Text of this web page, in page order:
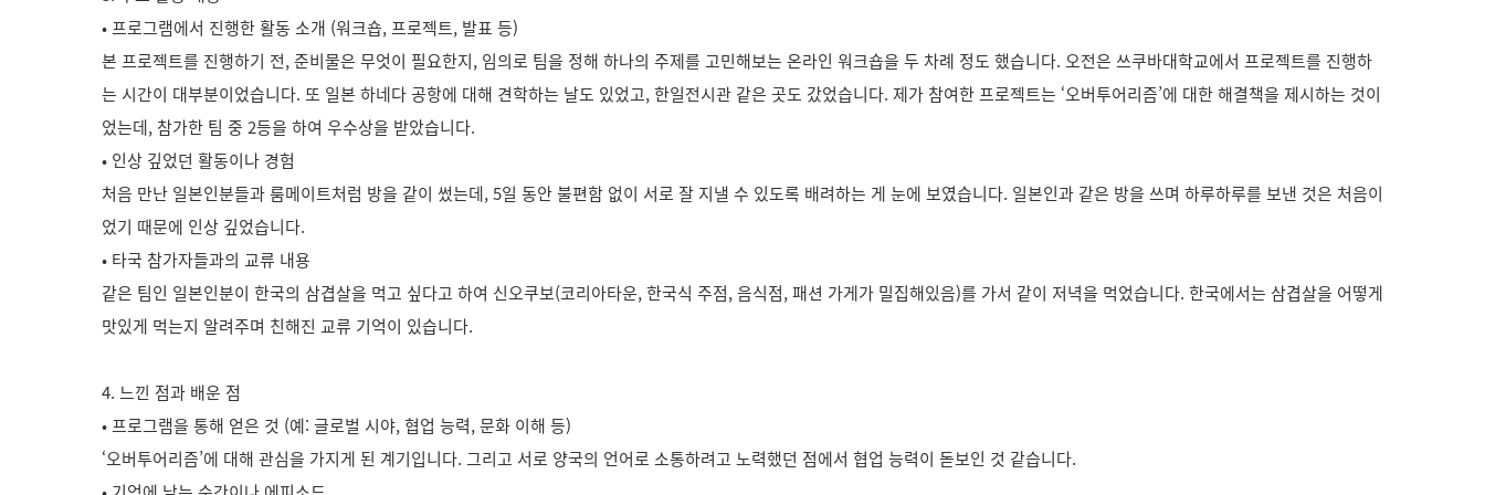
• 프로그램에서 진행한 활동 소개 (워크숍, 프로젝트, 발표 등)
본 프로젝트를 진행하기 전, 준비물은 무엇이 필요한지, 임의로 팀을 정해 하나의 주제를 고민해보는 온라인 워크숍을 두 차례 정도 했습니다. 오전은 쓰쿠바대학교에서 프로젝트를 진행하
는 시간이 대부분이었습니다. 또 일본 하네다 공항에 대해 견학하는 날도 있었고, 한일전시관 같은 곳도 갔었습니다. 제가 참여한 프로젝트는 ‘오버투어리즘’에 대한 해결책을 제시하는 것이
었는데, 참가한 팀 중 2등을 하여 우수상을 받았습니다.
• 인상 깊었던 활동이나 경험
처음 만난 일본인분들과 룸메이트처럼 방을 같이 썼는데, 5일 동안 불편함 없이 서로 잘 지낼 수 있도록 배려하는 게 눈에 보였습니다. 일본인과 같은 방을 쓰며 하루하루를 보낸 것은 처음이
었기 때문에 인상 깊었습니다.
• 타국 참가자들과의 교류 내용
같은 팀인 일본인분이 한국의 삼겹살을 먹고 싶다고 하여 신오쿠보(코리아타운, 한국식 주점, 음식점, 패션 가게가 밀집해있음)를 가서 같이 저녁을 먹었습니다. 한국에서는 삼겹살을 어떻게
맛있게 먹는지 알려주며 친해진 교류 기억이 있습니다.
4. 느낀 점과 배운 점
• 프로그램을 통해 얻은 것 (예: 글로벌 시야, 협업 능력, 문화 이해 등)
‘오버투어리즘’에 대해 관심을 가지게 된 계기입니다. 그리고 서로 양국의 언어로 소통하려고 노력했던 점에서 협업 능력이 돋보인 것 같습니다.